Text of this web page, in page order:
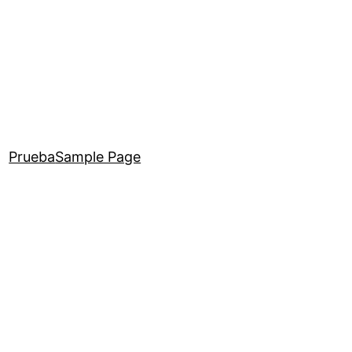
PruebaSample Page